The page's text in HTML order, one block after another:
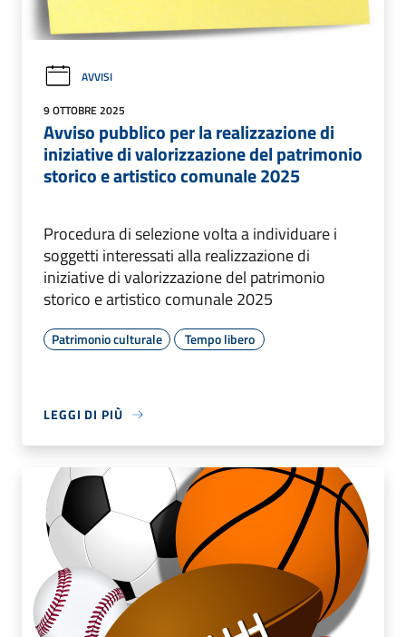
AVVISI
9 OTTOBRE 2025
Avviso pubblico per la realizzazione di
iniziative di valorizzazione del patrimonio
storico e artistico comunale 2025
Procedura di selezione volta a individuare i
soggetti interessati alla realizzazione di
iniziative di valorizzazione del patrimonio
storico e artistico comunale 2025
Patrimonio culturale Tempo libero
LEGGI DI PIÙ